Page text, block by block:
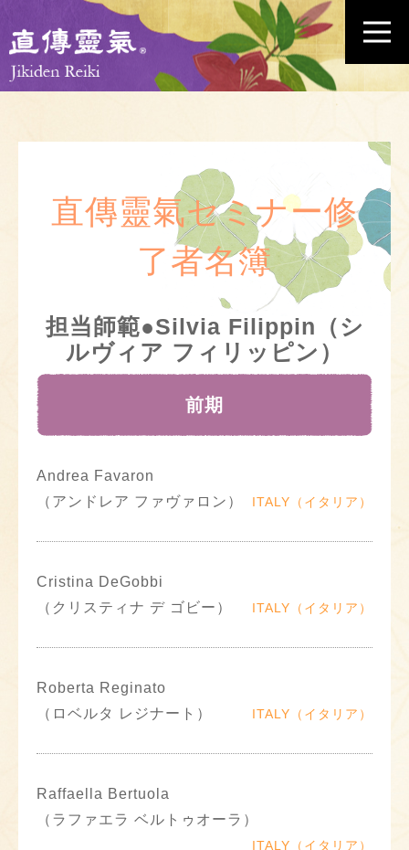
直傳靈氣セミナー修
了者名簿
担当師範●Silvia Filippin（シ
ルヴィア フィリッピン）
前期
Andrea Favaron
（アンドレア ファヴァロン）
ITALY（イタリア）
Cristina DeGobbi
（クリスティナ デ ゴビー）
ITALY（イタリア）
Roberta Reginato
（ロベルタ レジナート）
ITALY（イタリア）
Raffaella Bertuola
（ラファエラ ベルトゥオーラ）
ITALY（イタリア）